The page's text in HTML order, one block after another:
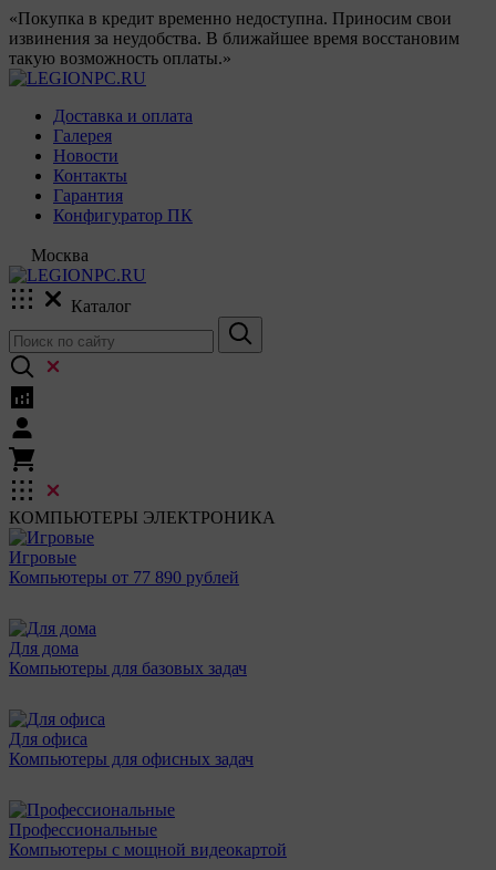
«Покупка в кредит временно недоступна. Приносим свои
извинения за неудобства. В ближайшее время восстановим
такую возможность оплаты.»
Доставка и оплата
Галерея
Новости
Контакты
Гарантия
Конфигуратор ПК
Москва
Каталог
КОМПЬЮТЕРЫ ЭЛЕКТРОНИКА
Игровые
Компьютеры от 77 890 рублей
Для дома
Компьютеры для базовых задач
Для офиса
Компьютеры для офисных задач
Профессиональные
Компьютеры с мощной видеокартой